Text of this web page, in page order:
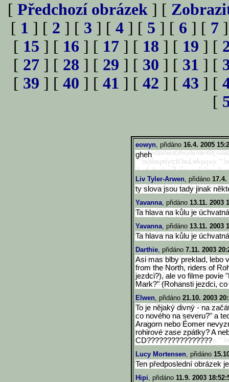
[ Předchozí obrázek ] [
[ 1 ] [ 2 ] [ 3 ] [ 4 ] [ 5 ] [ 6 ] [ 7
[ 15 ] [ 16 ] [ 17 ] [ 18 ] [ 19 ] [
[ 27 ] [ 28 ] [ 29 ] [ 30 ] [ 31 ] [
[ 39 ] [ 40 ] [ 41 ] [ 42 ] [ 43 ] [
[
eowyn, přidáno 16.4. 2005
gheh
Liv Tyler-Arwen, přidáno 17.4.
ty slova jsou tady jinak
Yavanna, přidáno 13.11. 2003
Ta hlava na kůlu je
Yavanna, přidáno 13.11. 2003
Ta hlava na kůlu je úchvatná
Darthie, přidáno 7.11. 2003
Asi mas blby preklad, lebo
from the North, riders of
jezdci?), ale vo filme povie
Mark?" (Rohansti jezdci,
Elwen, přidáno 21.10. 2003
To je nějaký divný - na
co nového na severu?" a
Aragorn nebo Éomer
rohirové zase zpátky? A
CD????????????????
Lucy Mortensen, přidáno
Ten předposlední obrázek
Hipi, přidáno 11.9. 2003